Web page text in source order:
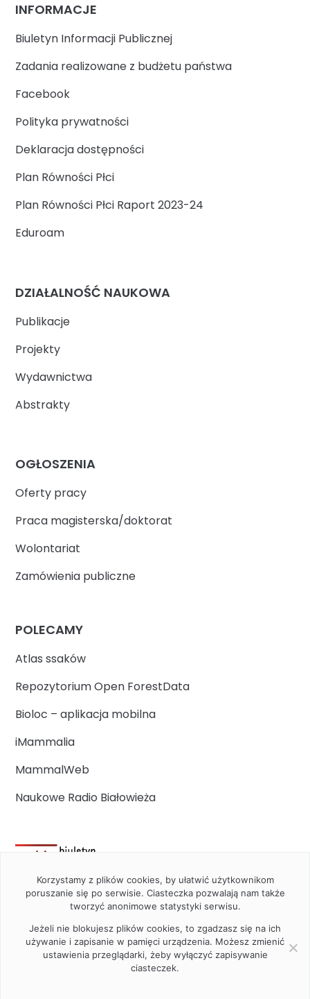
INFORMACJE
Biuletyn Informacji Publicznej
Zadania realizowane z budżetu państwa
Facebook
Polityka prywatności
Deklaracja dostępności
Plan Równości Płci
Plan Równości Płci Raport 2023-24
Eduroam
DZIAŁALNOŚĆ NAUKOWA
Publikacje
Projekty
Wydawnictwa
Abstrakty
OGŁOSZENIA
Oferty pracy
Praca magisterska/doktorat
Wolontariat
Zamówienia publiczne
POLECAMY
Atlas ssaków
Repozytorium Open ForestData
Bioloc – aplikacja mobilna
iMammalia
MammalWeb
Naukowe Radio Białowieża
Korzystamy z plików cookies, by ułatwić użytkownikom
poruszanie się po serwisie. Ciasteczka pozwalają nam także
tworzyć anonimowe statystyki serwisu.
Jeżeli nie blokujesz plików cookies, to zgadzasz się na ich
używanie i zapisanie w pamięci urządzenia. Możesz zmienić
ustawienia przeglądarki, żeby wyłączyć zapisywanie
ciasteczek.